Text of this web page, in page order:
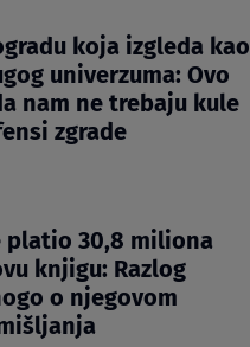
koja izgleda kao
univerzuma: Ovo
nam ne trebaju kule
zgrade
platio 30,8 miliona
knjigu: Razlog
o njegovom